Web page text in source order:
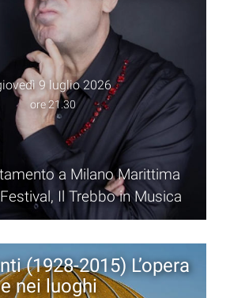
9 luglio 2026
ore 21.30
a Milano Marittima
Il Trebbo in Musica
(1928-2015) L’opera
nei luoghi